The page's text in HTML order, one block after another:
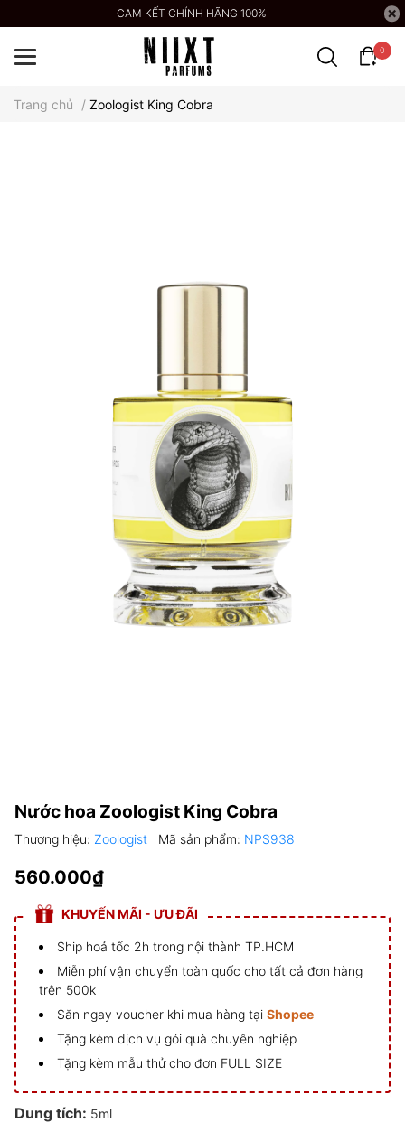
CAM KẾT CHÍNH HÃNG 100%
0
Trang chủ / Zoologist King Cobra
Nước hoa Zoologist King Cobra
Thương hiệu: Zoologist Mã sản phẩm: NPS938
560.000₫
KHUYẾN MÃI - ƯU ĐÃI
Ship hoả tốc 2h trong nội thành TP.HCM
Miễn phí vận chuyển toàn quốc cho tất cả đơn hàng
trên 500k
Săn ngay voucher khi mua hàng tại Shopee
Tặng kèm dịch vụ gói quà chuyên nghiệp
Tặng kèm mẫu thử cho đơn FULL SIZE
Dung tích: 5ml